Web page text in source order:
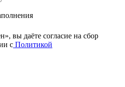
вы даёте cогласие на сбор
с Политикой